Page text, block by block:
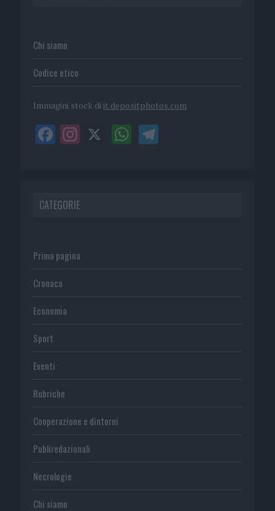
Chi siamo
Codice etico
Immagini stock di it.depositphotos.com
CATEGORIE
Prima pagina
Cronaca
Economia
Sport
Eventi
Rubriche
Cooperazione e dintorni
Publiredazionali
Necrologie
Chi siamo